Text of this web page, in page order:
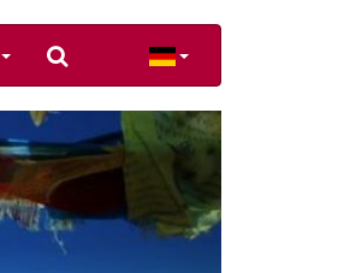
Next